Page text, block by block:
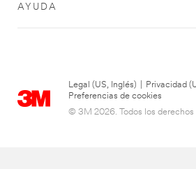
AYUDA
Legal (US, Inglés) Privacidad
Preferencias de cookies
© 3M 2026. Todos los derechos